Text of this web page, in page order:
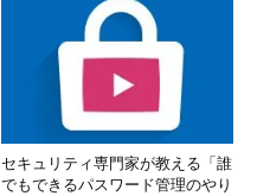
セキュリティ専門家が教える「誰
でもできるパスワード管理のやり